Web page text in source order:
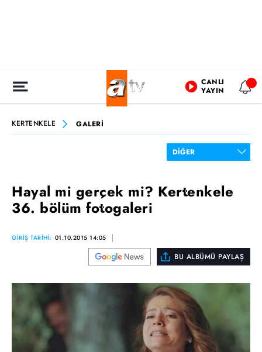
CANLI
YAYIN
KERTENKELE GALERİ
Hayal mi gerçek mi? Kertenkele
36. bölüm fotogaleri
GİRİŞ TARİHİ: 01.10.2015 14:05
BU ALBÜMÜ PAYLAŞ